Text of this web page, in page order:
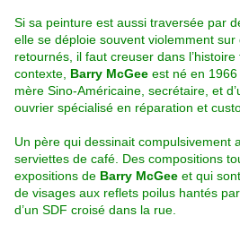
Si sa peinture est aussi traversée par
elle se déploie souvent violemment
retournés, il faut creuser dans
contexte, Barry McGee est né en 1966
mère Sino-Américaine, secrétaire, et
ouvrier spécialisé en réparation et
Un père qui dessinait compulsivement
serviettes de café. Des compositions
expositions de Barry McGee et qui
de visages aux reflets poilus hantés
d’un SDF croisé dans la rue.